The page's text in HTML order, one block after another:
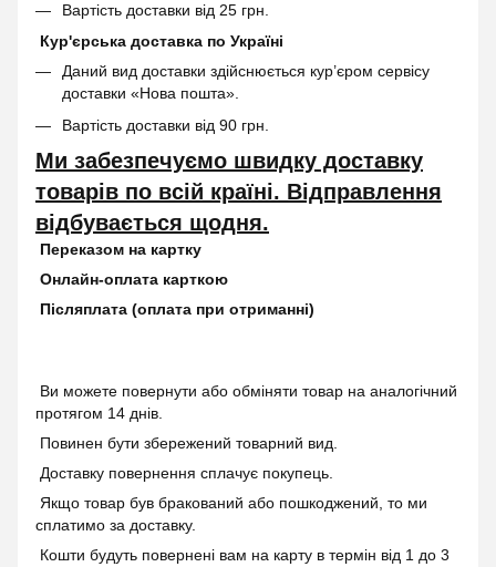
Вартість доставки від 25 грн.
Кур'єрська доставка по Україні
Даний вид доставки здійснюється кур’єром сервісу
доставки «Нова пошта».
Вартість доставки від 90 грн.
Ми забезпечуємо швидку доставку
товарів по всій країні. Відправлення
відбувається щодня.
Переказом на картку
Онлайн-оплата карткою
Післяплата (оплата при отриманні)
Ви можете повернути або обміняти товар на аналогічний
протягом 14 днів.
Повинен бути збережений товарний вид.
Доставку повернення сплачує покупець.
Якщо товар був бракований або пошкоджений, то ми
сплатимо за доставку.
Кошти будуть повернені вам на карту в термін від 1 до 3